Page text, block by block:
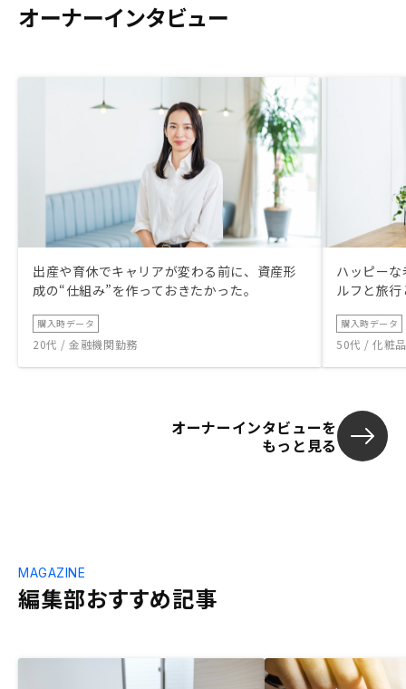
オーナーインタビュー
出産や育休でキャリアが変わる前に、資産形
成の“仕組み”を作っておきたかった。
購入時データ
20代 / 金融機関勤務
ハッピー
ルフと旅
購入時データ
50代 / 化粧
オーナーインタビューを
もっと見る
編集部おすすめ記事
MAGAZINE